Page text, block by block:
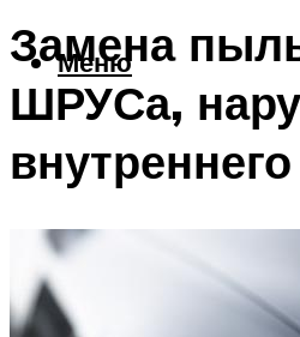
Меню
Замена
ШРУСа,
внутреннего